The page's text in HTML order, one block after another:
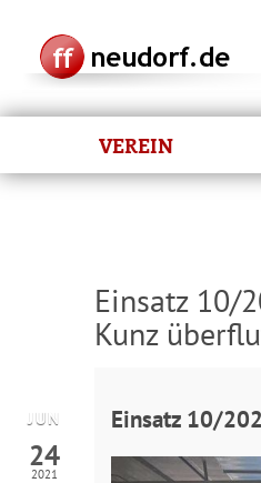
VEREIN
Einsatz 10/
Kunz
Einsatz 10/
2021
24
JUN